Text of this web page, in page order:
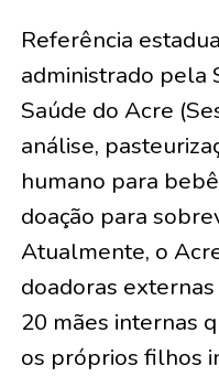
Referência
administrado pela
Saúde do Acre
análise,
humano para
doação para
Atualmente, o
doadoras
20 mães internas
os próprios filhos